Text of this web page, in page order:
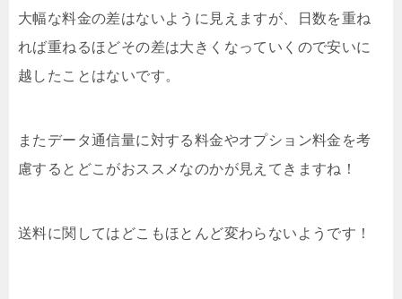
大幅な料金の差はないように見えますが、日数を重ね
れば重ねるほどその差は大きくなっていくので安いに
越したことはないです。
またデータ通信量に対する料金やオプション料金を考
慮するとどこがおススメなのかが見えてきますね！
送料に関してはどこもほとんど変わらないようです！